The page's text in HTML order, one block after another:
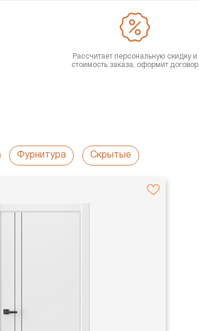
Рассчитает персональную скидку и
стоимость заказа, оформит договор
Фурнитура Скрытые